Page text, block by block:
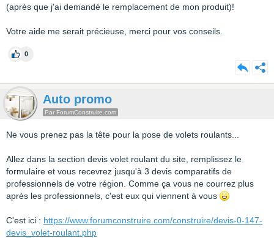
(après que j'ai demandé le remplacement de mon produit)!
Votre aide me serait précieuse, merci pour vos conseils.
0
Auto promo
Par ForumConstruire.com
Ne vous prenez pas la tête pour la pose de volets roulants...
Allez dans la section devis volet roulant du site, remplissez le
formulaire et vous recevrez jusqu'à 3 devis comparatifs de
professionnels de votre région. Comme ça vous ne courrez plus
après les professionnels, c'est eux qui viennent à vous
C'est ici : https://www.forumconstruire.com/construire/devis-0-147-
devis_volet-roulant.php